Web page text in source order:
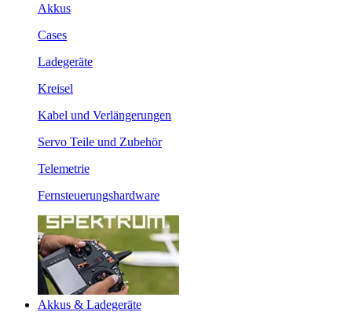
Akkus
Cases
Ladegeräte
Kreisel
Kabel und Verlängerungen
Servo Teile und Zubehör
Telemetrie
Fernsteuerungshardware
Akkus & Ladegeräte